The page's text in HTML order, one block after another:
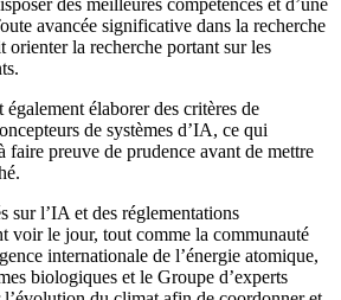
avancée significative dans la recherche
orienter la recherche portant sur les
élaborer des critères de
de systèmes d’IA, ce qui
faire preuve de prudence avant de mettre
sur l’IA et des réglementations
voir le jour, tout comme la communauté
internationale de l’énergie atomique,
biologiques et le Groupe d’experts